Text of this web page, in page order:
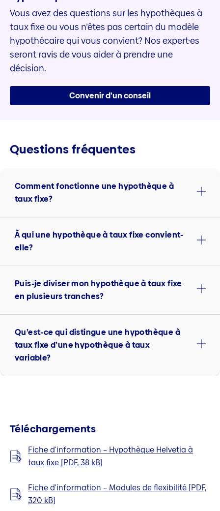
Vous avez des questions sur les hypothèques à
taux fixe ou vous n’êtes pas certain du modèle
hypothécaire qui vous convient? Nos expert·es
seront ravis de vous aider à prendre une
décision.
Convenir d’un conseil
Questions fréquentes
Comment fonctionne une hypothèque à
taux fixe?
À qui une hypothèque à taux fixe convient-
elle?
Puis-je diviser mon hypothèque à taux fixe
en plusieurs tranches?
Qu’est-ce qui distingue une hypothèque à
taux fixe d’une hypothèque à taux
variable?
Téléchargements
Fiche d'information – Hypothèque Helvetia à
taux fixe [PDF, 38 kB]
Fiche d'information – Modules de flexibilité [PDF,
320 kB]